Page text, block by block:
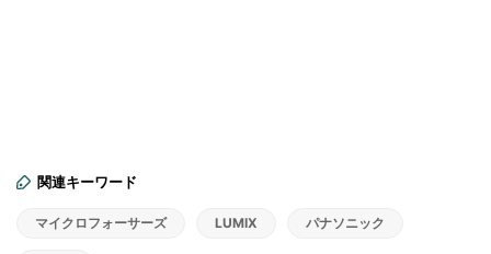
関連キーワード
マイクロフォーサーズ LUMIX パナソニック